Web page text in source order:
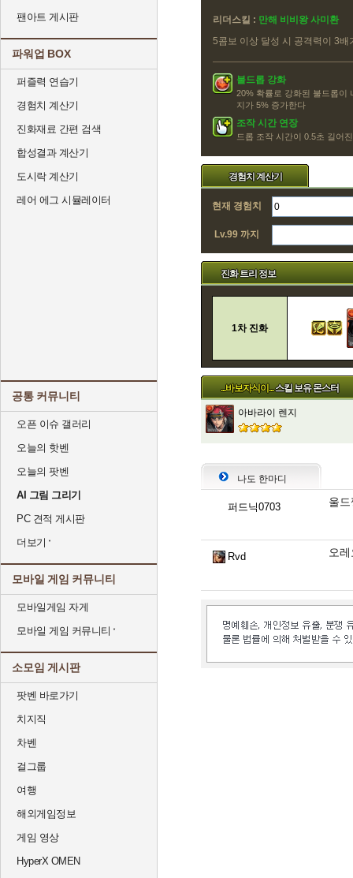
팬아트 게시판
파워업 BOX
퍼즐력 연습기
경험치 계산기
진화재료 간편 검색
합성결과 계산기
도시락 계산기
레어 에그 시뮬레이터
공통 커뮤니티
오픈 이슈 갤러리
오늘의 핫벤
오늘의 팟벤
AI 그림 그리기
PC 견적 게시판
더보기
모바일 게임 커뮤니티
모바일게임 자게
모바일 게임 커뮤니티
소모임 게시판
팟벤 바로가기
치지직
차벤
걸그룹
여행
해외게임정보
게임 영상
HyperX OMEN
리더스킬 : 만해 비비왕 사미환
5콤보 이상 달성 시 공격력이 3배
불드롭 강화
20% 확률로 강화된 불드롭이
지가 5% 증가한다
조작 시간 연장
드롭 조작 시간이 0.5초 길어
경험치 계산기
현재 경험치
Lv.99 까지
진화 트리 정보
1차 진화
...바보자식이...스킬 보유 몬스터
아바라이 렌지
나도 한마디
퍼드닉0703 울
Rvd 오